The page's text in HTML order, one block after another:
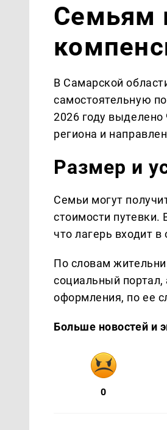
Семьям
В Самарской
самостоятельную
2026 году
региона и
Размер и
Семьи могут
стоимости путевки.
что лагерь входит
По словам
социальный
оформления, по ее
Больше новостей и
0